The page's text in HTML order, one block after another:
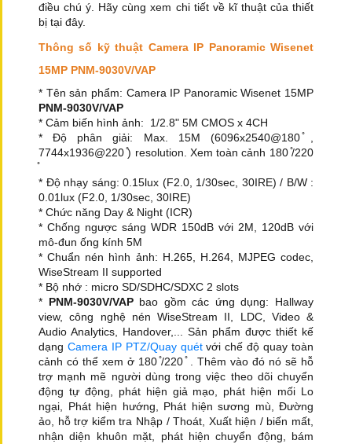
điều chú ý. Hãy cùng xem chi tiết về kĩ thuật của thiết
bị tại đây.
Thông số kỹ thuật Camera IP Panoramic Wisenet
15MP PNM-9030V/VAP
* Tên sản phẩm: Camera IP Panoramic Wisenet 15MP
PNM-9030V/VAP
* Cảm biến hình ảnh: 1/2.8" 5M CMOS x 4CH
* Độ phân giải: Max. 15M (6096x2540@180 ̊,
7744x1936@220 ̊) resolution. Xem toàn cảnh 180 ̊/220
̊
* Độ nhạy sáng: 0.15lux (F2.0, 1/30sec, 30IRE) / B/W :
0.01lux (F2.0, 1/30sec, 30IRE)
* Chức năng Day & Night (ICR)
* Chống ngược sáng WDR 150dB với 2M, 120dB với
mô-đun ống kính 5M
* Chuẩn nén hình ảnh: H.265, H.264, MJPEG codec,
WiseStream II supported
* Bộ nhớ : micro SD/SDHC/SDXC 2 slots
* PNM-9030V/VAPbao gồm các ứng dụng: Hallway
view, công nghệ nén WiseStream II, LDC, Video &
Audio Analytics, Handover,... Sản phẩm được thiết kế
dạng Camera IP PTZ/Quay quétvới chế độ quay toàn
cảnh có thể xem ở 180 ̊/220 ̊ . Thêm vào đó nó sẽ hỗ
trợ mạnh mẽ người dùng trong việc theo dõi chuyển
động tự động, phát hiện giả mạo, phát hiện mối Lo
ngại, Phát hiện hướng, Phát hiện sương mù, Đường
ảo, hỗ trợ kiểm tra Nhập / Thoát, Xuất hiện / biến mất,
nhận diện khuôn mặt, phát hiện chuyển động, bám